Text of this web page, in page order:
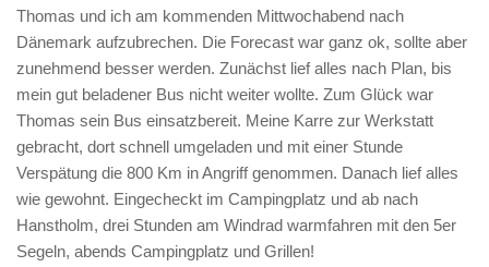
Thomas und ich am kommenden Mittwochabend nach
Dänemark aufzubrechen. Die Forecast war ganz ok, sollte aber
zunehmend besser werden. Zunächst lief alles nach Plan, bis
mein gut beladener Bus nicht weiter wollte. Zum Glück war
Thomas sein Bus einsatzbereit. Meine Karre zur Werkstatt
gebracht, dort schnell umgeladen und mit einer Stunde
Verspätung die 800 Km in Angriff genommen. Danach lief alles
wie gewohnt. Eingecheckt im Campingplatz und ab nach
Hanstholm, drei Stunden am Windrad warmfahren mit den 5er
Segeln, abends Campingplatz und Grillen!